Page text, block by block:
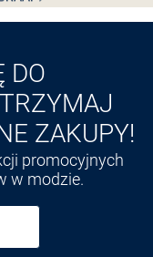
DO
ZAKUPY!
promocyjnych
w modzie.